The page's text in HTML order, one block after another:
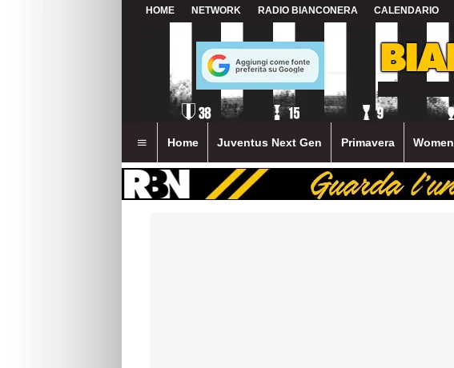
HOME NETWORK RADIO BIANCONERA CALENDARIO
Home Juventus Next Gen Primavera Women